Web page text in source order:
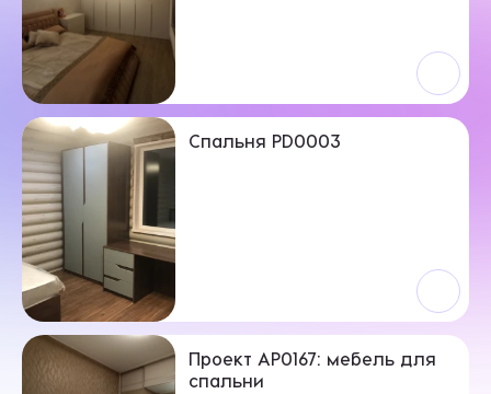
Спальня PD0003
Проект AP0167: мебель для
спальни